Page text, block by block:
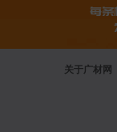
关于广材网